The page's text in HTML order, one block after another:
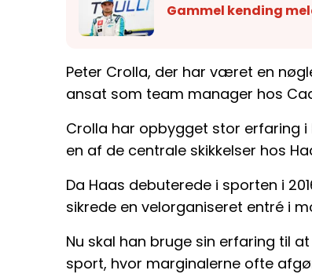
Gammel kending
Peter Crolla, der har været en
ansat som team manager hos
Crolla har opbygget stor erfaring i
en af de centrale skikkelser hos
Da Haas debuterede i sporten i
sikrede en velorganiseret entré i
Nu skal han bruge sin erfaring til
sport, hvor marginalerne ofte